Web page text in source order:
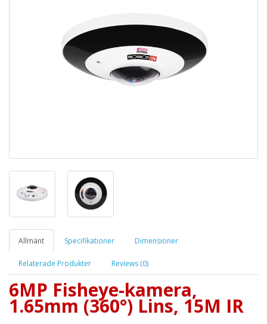
Allmänt Specifikationer Dimensioner
Relaterade Produkter Reviews (0)
6MP Fisheye-kamera,
1.65mm (360°) Lins, 15M IR